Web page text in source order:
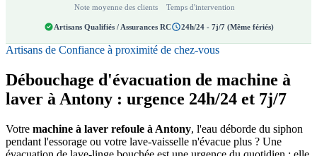
Note moyenne des clients Temps d'intervention
Artisans Qualifiés / Assurances RC 24h/24 - 7j/7 (Même fériés)
Artisans de Confiance à proximité de chez-vous
Débouchage d'évacuation de machine à
laver à Antony : urgence 24h/24 et 7j/7
Votre machine à laver refoule à Antony, l'eau déborde du siphon
pendant l'essorage ou votre lave-vaisselle n'évacue plus ? Une